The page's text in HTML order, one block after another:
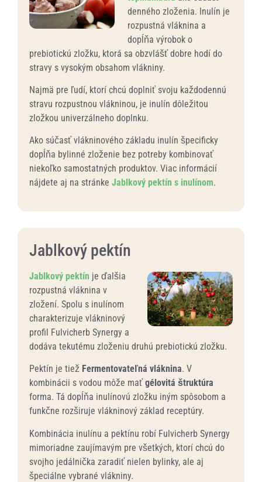
denného zloženia. Inulín je
rozpustná vláknina a
dopĺňa výrobok o
prebiotickú zložku, ktorá sa obzvlášť dobre hodí do
stravy s vysokým obsahom vlákniny.
Najmä pre ľudí, ktorí chcú doplniť svoju každodennú
stravu rozpustnou vlákninou, je inulín dôležitou
zložkou univerzálneho doplnku.
Ako súčasť vlákninového základu inulín špecificky
dopĺňa bylinné zloženie bez potreby kombinovať
niekoľko samostatných produktov. Viac informácií
nájdete aj na stránke Jablkový pektín s inulínom.
Jablkový pektín
Jablkový pektín je ďalšia
rozpustná vláknina v
zložení. Spolu s inulínom
charakterizuje vlákninový
profil Fulvicherb Synergy a
dodáva tekutému zloženiu druhú prebiotickú zložku.
Pektín je tiež Fermentovateľná vláknina. V
kombinácii s vodou môže mať gélovitá štruktúra
forma. Tá dopĺňa inulínovú zložku iným spôsobom a
funkčne rozširuje vlákninový základ receptúry.
Kombinácia inulínu a pektínu robí Fulvicherb Synergy
mimoriadne zaujímavým pre všetkých, ktorí chcú do
svojho jedálnička zaradiť nielen bylinky, ale aj
špeciálne vybrané vlákniny.